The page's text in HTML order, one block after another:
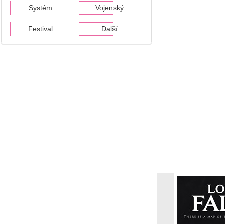
Systém Vojenský
Festival Další